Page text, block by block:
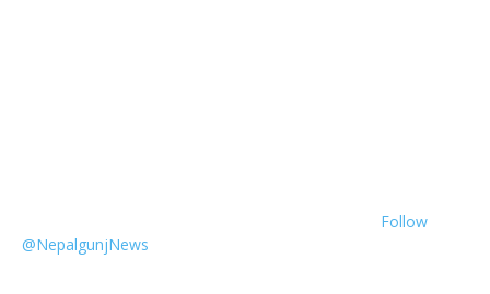
Follow
@NepalgunjNews